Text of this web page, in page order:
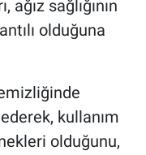
sağlığının
olduğuna
kullanım
olduğunu,